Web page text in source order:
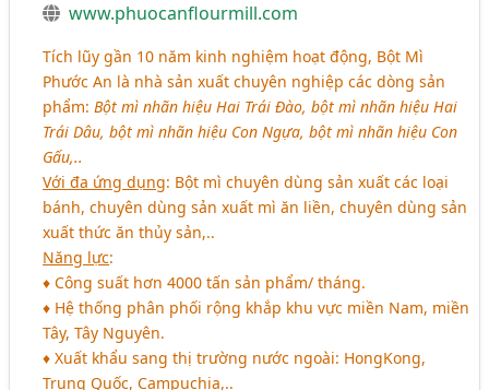
www.phuocanflourmill.com
Tích lũy gần 10 năm kinh nghiệm hoạt động, Bột Mì
Phước An là nhà sản xuất chuyên nghiệp các dòng sản
phẩm:Bột mì nhãn hiệu Hai Trái Đào, bột mì nhãn hiệu Hai
Trái Dâu, bột mì nhãn hiệu Con Ngựa, bột mì nhãn hiệu Con
Gấu,..
Với đa ứng dụng: Bột mì chuyên dùng sản xuất các loại
bánh, chuyên dùng sản xuất mì ăn liền, chuyên dùng sản
xuất thức ăn thủy sản,..
Năng lực:
♦ Công suất hơn 4000 tấn sản phẩm/ tháng.
♦ Hệ thống phân phối rộng khắp khu vực miền Nam, miền
Tây, Tây Nguyên.
♦ Xuất khẩu sang thị trường nước ngoài: HongKong,
Trung Quốc, Campuchia,..